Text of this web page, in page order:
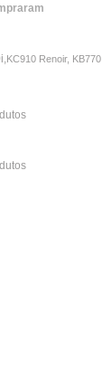
KC910 Renoir, KB770